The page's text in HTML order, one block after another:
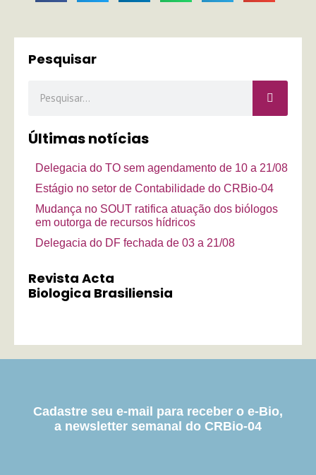
Pesquisar
Últimas notícias
Delegacia do TO sem agendamento de 10 a 21/08
Estágio no setor de Contabilidade do CRBio-04
Mudança no SOUT ratifica atuação dos biólogos
em outorga de recursos hídricos
Delegacia do DF fechada de 03 a 21/08
Revista Acta
Biologica Brasiliensia
Cadastre seu e-mail para receber o e-Bio,
a newsletter semanal do CRBio-04